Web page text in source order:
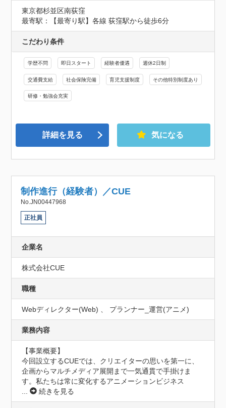
東京都杉並区南荻窪
最寄駅：【最寄り駅】各線 荻窪駅から徒歩6分
こだわり条件
学歴不問 即日スタート 経験者優遇 週休2日制
交通費支給 社会保険完備 育児支援制度 その他特別制度あり
研修・勉強会充実
詳細を見る 気になる
制作進行（経験者）／CUE
No.JN00447968
正社員
企業名
株式会社CUE
職種
Webディレクター(Web) 、 プランナー_運営(アニメ)
業務内容
【事業概要】
今回設立するCUEでは、クリエイターの思いを第一に、
企画からマルチメディア展開まで一気通貫で手掛けま
す。私たちは常に変化するアニメーションビジネス
...
続きを見る